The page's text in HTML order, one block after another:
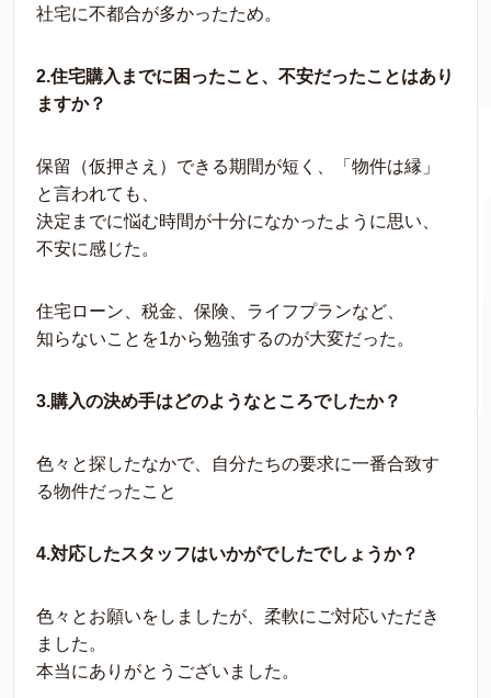
社宅に不都合が多かったため。
2.住宅購入までに困ったこと、不安だったことはあり
ますか？
保留（仮押さえ）できる期間が短く、「物件は縁」
と言われても、
決定までに悩む時間が十分になかったように思い、
不安に感じた。
住宅ローン、税金、保険、ライフプランなど、
知らないことを1から勉強するのが大変だった。
3.購入の決め手はどのようなところでしたか？
色々と探したなかで、自分たちの要求に一番合致す
る物件だったこと
4.対応したスタッフはいかがでしたでしょうか？
色々とお願いをしましたが、柔軟にご対応いただき
ました。
本当にありがとうございました。